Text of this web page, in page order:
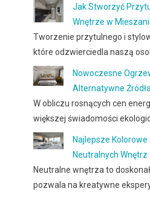
Jak Stworzyć
Wnętrze w
Tworzenie przytulnego i
które odzwierciedla naszą
Nowoczesne
Alternatywne
W obliczu rosnących cen
większej świadomości
Najlepsze
Neutralnych Wnętrz
Neutralne wnętrza to
pozwala na kreatywne